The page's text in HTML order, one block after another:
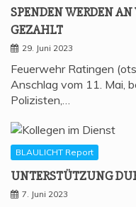
SPEN­DEN WER­DEN
GEZAHLT
29. Juni 2023
Feuerwehr Ratingen
Anschlag vom 11. Mai,
Polizisten,…
BLAULICHT Report
UNTER­STÜT­ZUNG
7. Juni 2023